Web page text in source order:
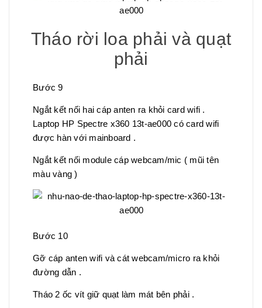
Tháo rời loa phải và quạt
phải
Bước 9
Ngắt kết nối hai cáp anten ra khỏi card wifi .
Laptop HP Spectre x360 13t-ae000 có card wifi
được hàn với mainboard .
Ngắt kết nối module cáp webcam/mic ( mũi tên
màu vàng )
Bước 10
Gỡ cáp anten wifi và cát webcam/micro ra khỏi
đường dẫn .
Tháo 2 ốc vít giữ quạt làm mát bên phải .